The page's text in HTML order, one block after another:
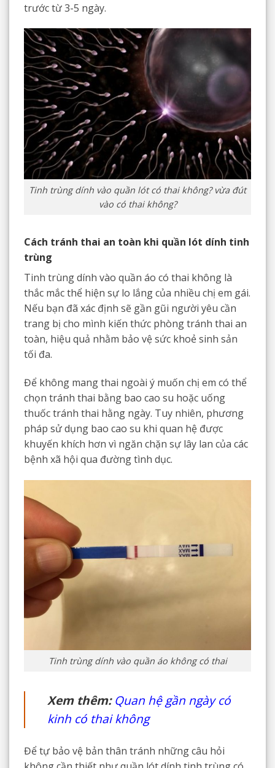
trước từ 3-5 ngày.
Tinh trùng dính vào quần lót có thai không? vừa đút
vào có thai không?
Cách tránh thai an toàn khi quần lót dính tinh
trùng
Tinh trùng dính vào quần áo có thai không là
thắc mắc thể hiện sự lo lắng của nhiều chị em gái.
Nếu bạn đã xác định sẽ gần gũi người yêu cần
trang bị cho mình kiến thức phòng tránh thai an
toàn, hiệu quả nhằm bảo vệ sức khoẻ sinh sản
tối đa.
Để không mang thai ngoài ý muốn chị em có thể
chọn tránh thai bằng bao cao su hoặc uống
thuốc tránh thai hằng ngày. Tuy nhiên, phương
pháp sử dụng bao cao su khi quan hệ được
khuyến khích hơn vì ngăn chặn sự lây lan của các
bệnh xã hội qua đường tình dục.
Tinh trùng dính vào quần áo không có thai
Xem thêm: Quan hệ gần ngày có
kinh có thai không
Để tự bảo vệ bản thân tránh những câu hỏi